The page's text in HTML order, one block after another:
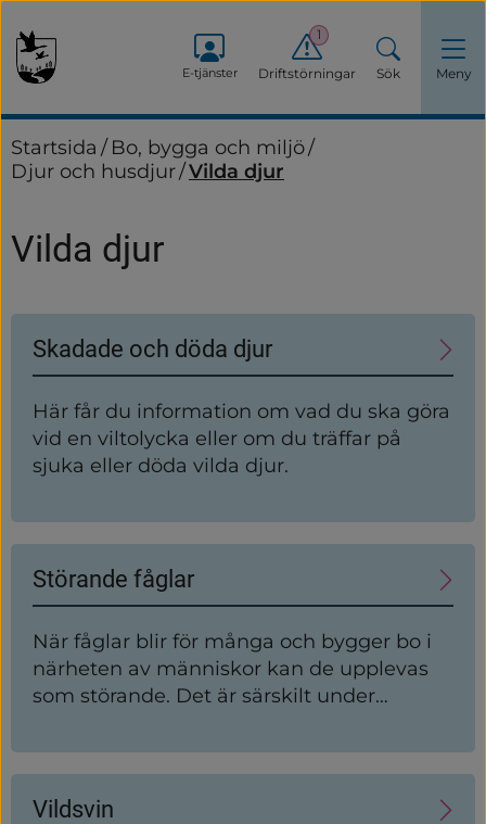
E-tjänster Driftstörningar
1
Sök Meny
Startsida / Bo, bygga och miljö/
Djur och husdjur/Vilda djur
Vilda djur
Undersidor
Skadade och döda djur
Här får du information om vad du ska göra
vid en viltolycka eller om du träffar på
sjuka eller döda vilda djur.
Störande fåglar
När fåglar blir för många och bygger bo i
närheten av människor kan de upplevas
som störande. Det är särskilt under
och juni som de oftast stör mest.
Vildsvin